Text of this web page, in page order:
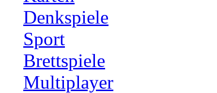
Denkspiele
Sport
Brettspiele
Multiplayer